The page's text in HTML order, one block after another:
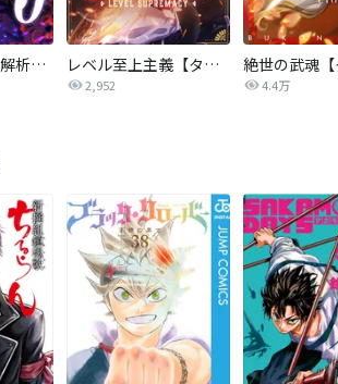
最強のレベル0 -解析スキルで完全無双-【タテヨミ】 レベル至上主義【タテヨミ】
2,952 4.4万